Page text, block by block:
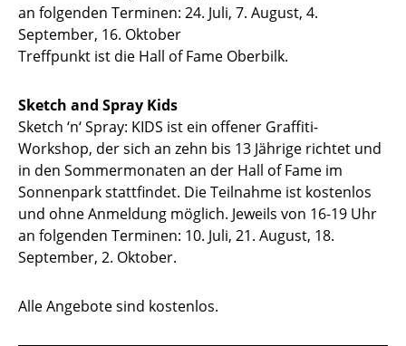
an folgenden Terminen: 24. Juli, 7. August, 4.
September, 16. Oktober
Treffpunkt ist die Hall of Fame Oberbilk.
Sketch and Spray Kids
Sketch ‘n‘ Spray: KIDS ist ein offener Graffiti-
Workshop, der sich an zehn bis 13 Jährige richtet und
in den Sommermonaten an der Hall of Fame im
Sonnenpark stattfindet. Die Teilnahme ist kostenlos
und ohne Anmeldung möglich. Jeweils von 16-19 Uhr
an folgenden Terminen: 10. Juli, 21. August, 18.
September, 2. Oktober.
Alle Angebote sind kostenlos.